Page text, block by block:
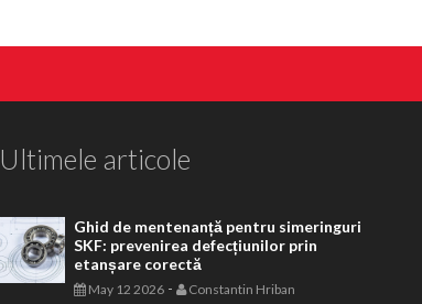
Ultimele articole
Ghid de mentenanță pentru simeringuri
SKF: prevenirea defecțiunilor prin
etanșare corectă
May 12 2026 - Constantin Hriban